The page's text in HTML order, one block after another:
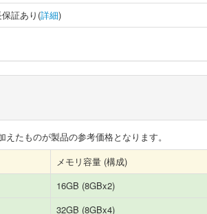
証あり(詳細)
たものが製品の参考価格となります。
メモリ容量 (構成)
16GB (8GBx2)
32GB (8GBx4)